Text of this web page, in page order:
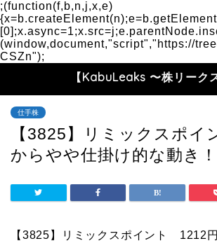
;(function(f,b,n,j,x,e)
(window,document,"script","https://
CSZn");
【KabuLeaks 〜株リーク
仕手株
【3825】リミックスポ
からやや仕掛け的な動き！
【3825】リミックスポイント 1212